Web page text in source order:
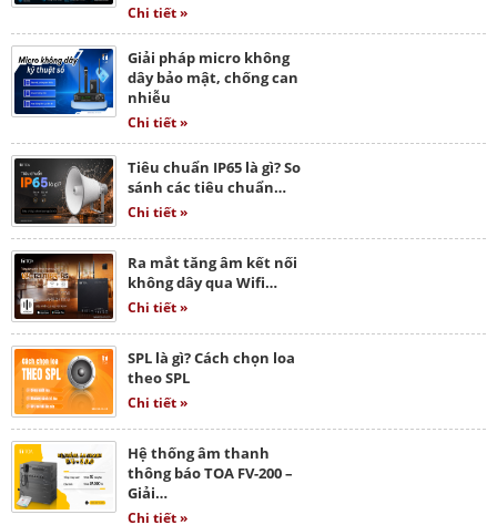
Chi tiết »
Giải pháp micro không
dây bảo mật, chống can
nhiễu
Chi tiết »
Tiêu chuẩn IP65 là gì? So
sánh các tiêu chuẩn…
Chi tiết »
Ra mắt tăng âm kết nối
không dây qua Wifi…
Chi tiết »
SPL là gì? Cách chọn loa
theo SPL
Chi tiết »
Hệ thống âm thanh
thông báo TOA FV-200 –
Giải…
Chi tiết »